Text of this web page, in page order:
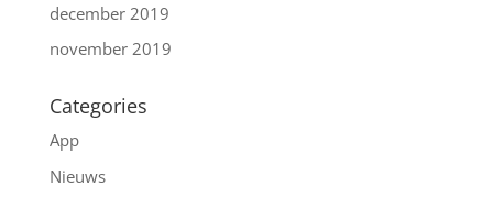
december 2019
november 2019
Categories
App
Nieuws